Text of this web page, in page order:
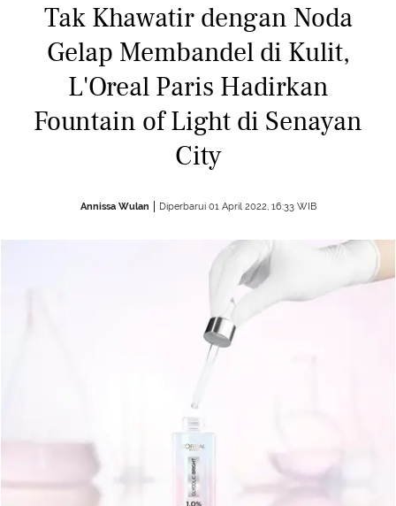
Tak Khawatir dengan Noda
Gelap Membandel di Kulit,
L'Oreal Paris Hadirkan
Fountain of Light di Senayan
City
Annissa Wulan Diperbarui 01 April 2022, 16:33 WIB